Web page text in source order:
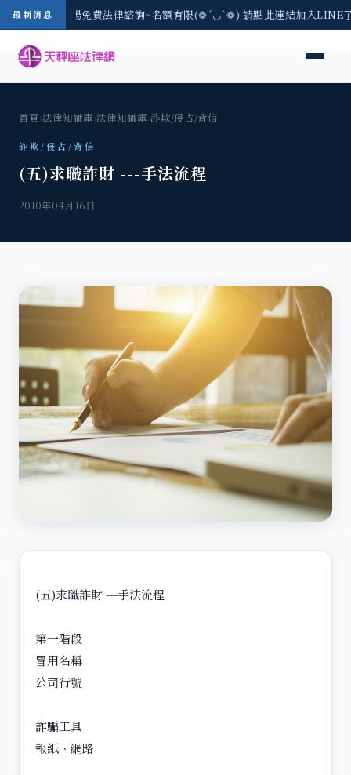
最新消息
區-8/3(一) 現場免費法律諮詢~名額有限(❁´◡`❁) 請點此連結加入
首頁›法律知識庫›法律知識庫›詐欺/侵占/背信
詐欺/侵占/背信
(五)求職詐財 ---手法流程
2010年04月16日
(五)求職詐財 ---手法流程
第一階段
冒用名稱
公司行號
詐騙工具
報紙、網路